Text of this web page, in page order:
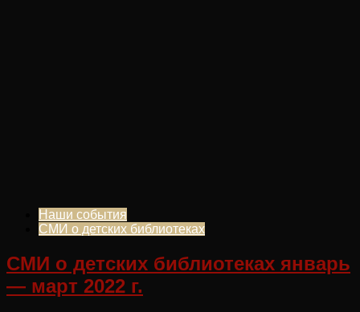
Наши события
СМИ о детских библиотеках
СМИ о детских библиотеках январь
— март 2022 г.